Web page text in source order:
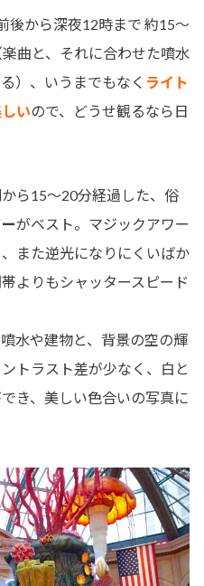
から深夜12時まで 約15～
曲と、それに合わせた噴水
）、いうまでもなく ライト
いので、どうせ観るなら日
ら15～20分経過した、俗
がベスト。マジックアワー
また逆光になりにくいばか
よりもシャッタースピード
水や建物と、背景の空の輝
トラスト差が少なく、白と
き、美しい色合いの写真に